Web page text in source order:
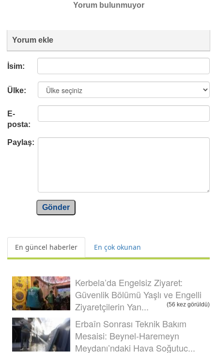
Yorum bulunmuyor
Yorum ekle
İsim:
Ülke:
E-
posta:
Paylaş:
Gönder
En güncel haberler En çok okunan
Kerbela’da Engelsiz Ziyaret:
Güvenlik Bölümü Yaşlı ve Engelli
Ziyaretçilerin Yan...
(56 kez görüldü)
Erbaîn Sonrası Teknik Bakım
Mesaisi: Beynel-Haremeyn
Meydanı’ndaki Hava Soğutuc...